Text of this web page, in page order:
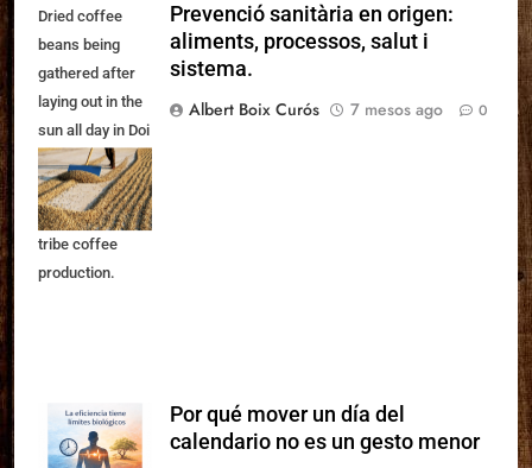
Dried coffee
beans being
gathered after
laying out in the
sun all day in Doi
Chang, North
Thailand. Part of
a series on hill
tribe coffee
production.
Prevenció sanitària en origen:
aliments, processos, salut i
sistema.
Albert Boix Curós
7 mesos ago 0
Por qué mover un día del
calendario no es un gesto menor